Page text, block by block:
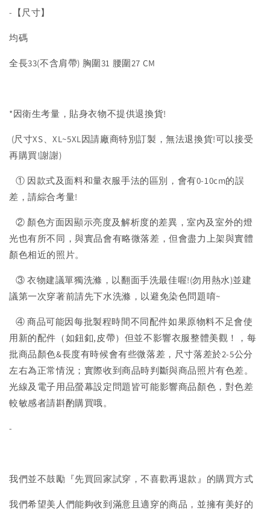
-【尺寸】
均碼
全長33(不含肩帶) 胸圍31 腰圍27 CM
*因衛生考量，貼身衣物不提供退換貨!
(尺寸XS、XL~5XL因請廠商特別訂製，無法退換貨!可以接受
再購買!謝謝)
① 因款式及面料和量衣服手法的區別，會有0-10cm的誤
差，請綜合考量!
② 顏色方面因顯示亮度及解析度的差異，室內及室外的燈
光也有所不同，與實品會有略微落差，但會盡力上架與實體
顏色相近的照片。
③ 衣物建議單獨洗滌，以翻面手洗最佳喔!(勿用熱水)並建
議第一次穿著前請先下水洗滌，以避免染色問題唷~
④ 商品可能因每批製程時間不同配件如果原物料不足會使
用新的配件（如鈕釦,皮帶）但並不影響衣服整體美觀！，每
批商品顏色&長度有時候會有些微落差，尺寸落差於2-5公分
左右為正常情況；實際收到商品時判斷與商品照片有色差。
光線及電子用品螢幕設定問題皆可能影響商品顏色，對色差
較敏感者請斟酌購買哦。
-
我們並不鼓勵『先買回家試穿，不喜歡再退款』的購買方式
我們希望美人們能夠收到滿意且適穿的商品，並擁有美好的